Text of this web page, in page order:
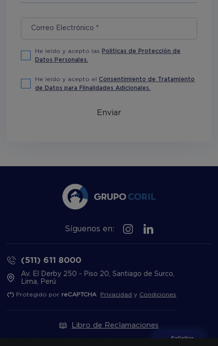
He leido y acepto las Politicas de Protección de
Datos Personales.
He leido y acepto elConsentimiento de Tratamiento
de Datos para Fiinalidades Adicionales.
Enviar
Síguenos en:
(511) 611 8000
Av. El Derby 250 - Piso 20, Santiago de Surco,
Lima, Perú
(*) Protegido por reCAPTCHA Privacidad y Condiciones
Libro de Reclamaciones